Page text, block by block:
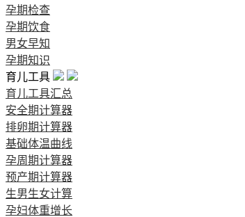
孕期检查
孕期饮食
男女早知
孕期知识
育儿工具
育儿工具汇总
安全期计算器
排卵期计算器
基础体温曲线
孕周期计算器
预产期计算器
生男生女计算
孕妇体重增长